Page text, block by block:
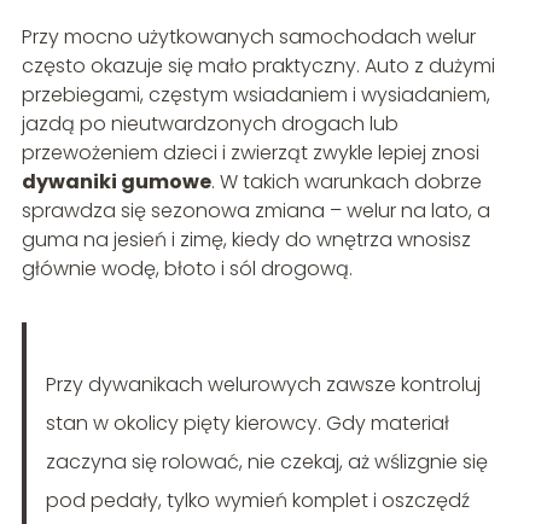
Przy mocno użytkowanych samochodach welur
często okazuje się mało praktyczny. Auto z dużymi
przebiegami, częstym wsiadaniem i wysiadaniem,
jazdą po nieutwardzonych drogach lub
przewożeniem dzieci i zwierząt zwykle lepiej znosi
dywaniki gumowe. W takich warunkach dobrze
sprawdza się sezonowa zmiana – welur na lato, a
guma na jesień i zimę, kiedy do wnętrza wnosisz
głównie wodę, błoto i sól drogową.
Przy dywanikach welurowych zawsze kontroluj
stan w okolicy pięty kierowcy. Gdy materiał
zaczyna się rolować, nie czekaj, aż wślizgnie się
pod pedały, tylko wymień komplet i oszczędź